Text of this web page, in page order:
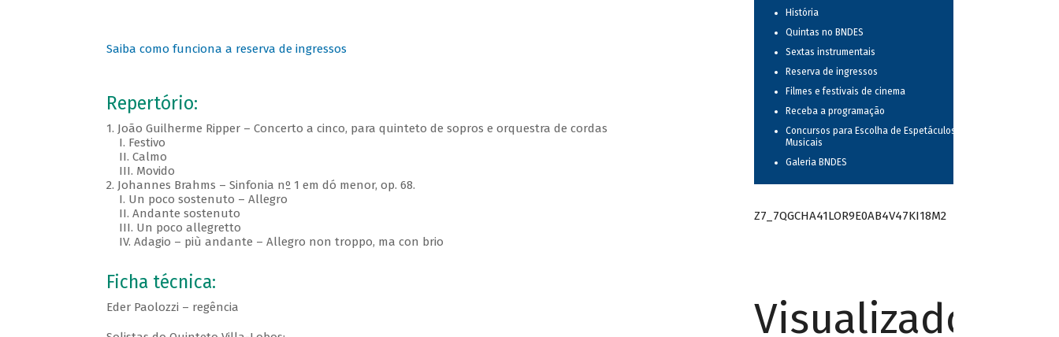
Saiba como funciona a reserva de ingressos
Repertório:
1. João Guilherme Ripper – Concerto a cinco, para quinteto de sopros e orquestra de cordas
I. Festivo
II. Calmo
III. Movido
2. Johannes Brahms – Sinfonia nº 1 em dó menor, op. 68.
I. Un poco sostenuto – Allegro
II. Andante sostenuto
III. Un poco allegretto
IV. Adagio – più andante – Allegro non troppo, ma con brio
Ficha técnica:
Eder Paolozzi – regência
História
Quintas no BNDES
Sextas instrumentais
Reserva de ingressos
Filmes e festivais de cinema
Receba a programação
Concursos para Escolha de Espetáculos
Musicais
Galeria BNDES
Z7_7QGCHA41LOR9E0AB4V47KI18M2
Visualizador